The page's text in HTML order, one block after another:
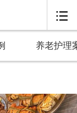

养老护理